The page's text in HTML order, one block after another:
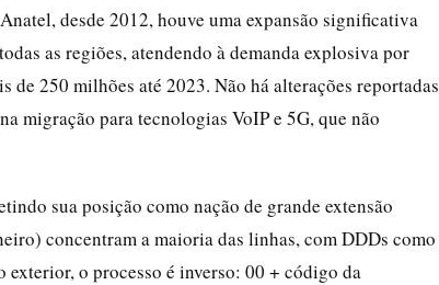
desde 2012, houve uma expansão significativa
as regiões, atendendo à demanda explosiva por
de 250 milhões até 2023. Não há alterações reportadas
migração para tecnologias VoIP e 5G, que não
sua posição como nação de grande extensão
concentram a maioria das linhas, com DDDs como
exterior, o processo é inverso: 00 + código da